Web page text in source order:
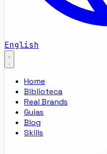
English
Home
Biblioteca
Real Brands
Guias
Blog
Skills